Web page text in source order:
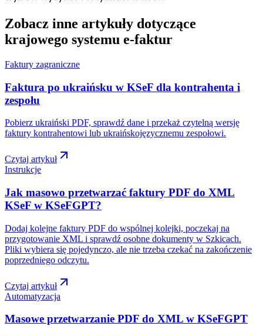
Zobacz inne artykuły dotyczące
krajowego systemu e-faktur
Faktury zagraniczne
Faktura po ukraińsku w KSeF dla kontrahenta i
zespołu
Pobierz ukraiński PDF, sprawdź dane i przekaż czytelną wersję
faktury kontrahentowi lub ukraińskojęzycznemu zespołowi.
Czytaj artykuł
Instrukcje
Jak masowo przetwarzać faktury PDF do XML
KSeF w KSeFGPT?
Dodaj kolejne faktury PDF do wspólnej kolejki, poczekaj na
przygotowanie XML i sprawdź osobne dokumenty w Szkicach.
Pliki wybiera się pojedynczo, ale nie trzeba czekać na zakończenie
poprzedniego odczytu.
Czytaj artykuł
Automatyzacja
Masowe przetwarzanie PDF do XML w KSeFGPT